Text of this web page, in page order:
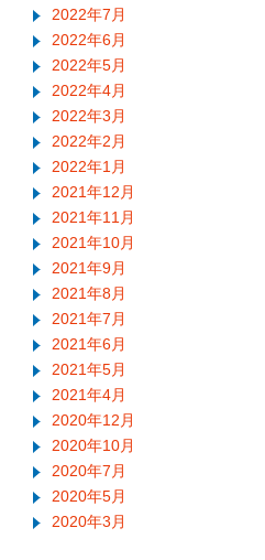
2022年7月
2022年6月
2022年5月
2022年4月
2022年3月
2022年2月
2022年1月
2021年12月
2021年11月
2021年10月
2021年9月
2021年8月
2021年7月
2021年6月
2021年5月
2021年4月
2020年12月
2020年10月
2020年7月
2020年5月
2020年3月